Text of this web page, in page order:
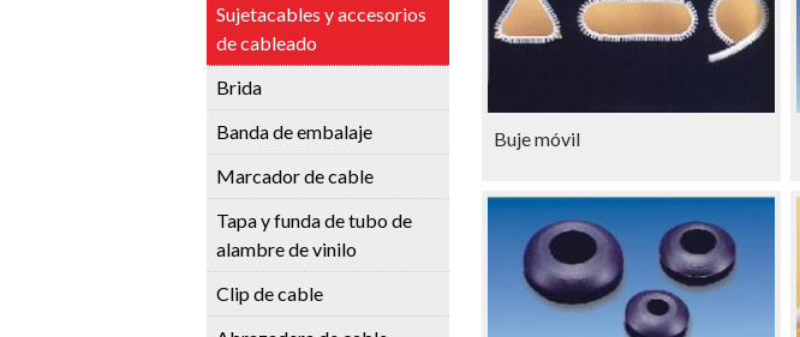
Sujetacables y accesorios
de cableado
Brida
Banda de embalaje
Marcador de cable
Tapa y funda de tubo de
alambre de vinilo
Clip de cable
Buje móvil